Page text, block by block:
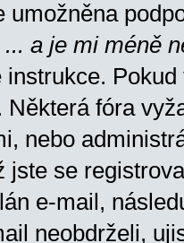
umožněna
... a je mi méně
Některá fóra
nebo
jste se
e-mail,
neobdrželi,